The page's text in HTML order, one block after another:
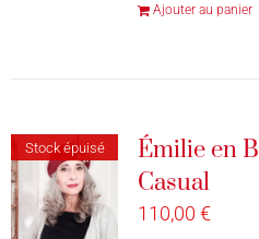
Ajouter au panier
Stock épuisé
Émilie en
Casual
110,00 €